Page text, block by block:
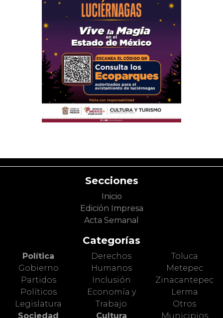
Secciones
Inicio
Edición Impresa
Acta Semanal
Categorías
Política
Gobierno
Partidos
Políticos
Legislatura
Sociedad
Derechos
Humanos
Inclusión
Economía y
Trabajo
Cultura
Toluca
Metepec
Zinacantepec
Lerma
Otros
Municipios